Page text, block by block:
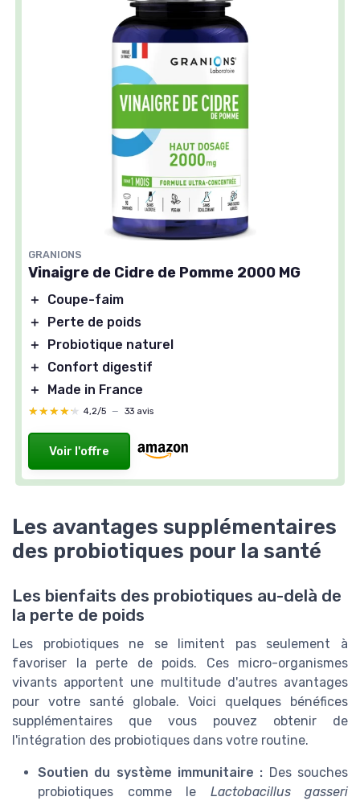
GRANIONS
Vinaigre de Cidre de Pomme 2000 MG
＋
Coupe-faim
＋
Perte de poids
＋
Probiotique naturel
＋
Confort digestif
＋
Made in France
★★★★★
★★★★★ 4,2/5 — 33 avis
Voir l'offre
Les avantages supplémentaires
des probiotiques pour la santé
Les bienfaits des probiotiques au-delà de
la perte de poids
Les probiotiques ne se limitent pas seulement à
favoriser la perte de poids. Ces micro-organismes
vivants apportent une multitude d'autres avantages
pour votre santé globale. Voici quelques bénéfices
supplémentaires que vous pouvez obtenir de
l'intégration des probiotiques dans votre routine.
Soutien du système immunitaire : Des souches
probiotiques comme le Lactobacillus gasseri